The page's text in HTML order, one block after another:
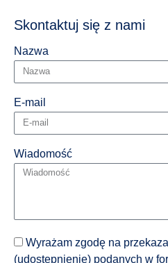
Skontaktuj się z nami
Nazwa
E-mail
Wiadomość
Wyrażam zgodę na
(udostępnienie) podanych w